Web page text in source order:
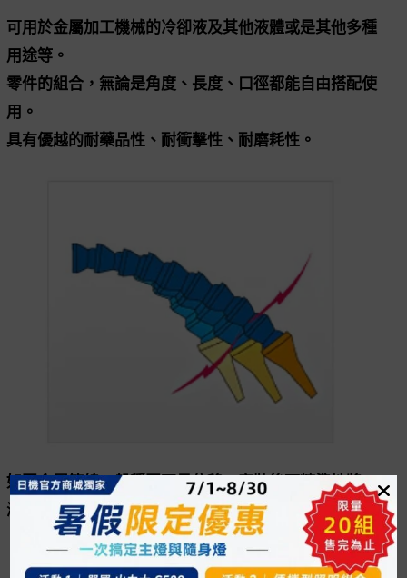
可用於金屬加工機械的冷卻液及其他液體或是其他多種
用途等。
零件的組合，無論是角度、長度、口徑都能自由搭配使
用。
具有優越的耐藥品性、耐衝擊性、耐磨耗性。
如同金屬管線一般穩固不易位移，安裝後可精準地將
液體噴至定點。